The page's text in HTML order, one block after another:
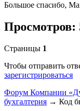
Большое спасибо,
Просмотров:
Страницы 1
Чтобы отправить
зарегистрироваться
Форум Компании
бухгалтерия → Код